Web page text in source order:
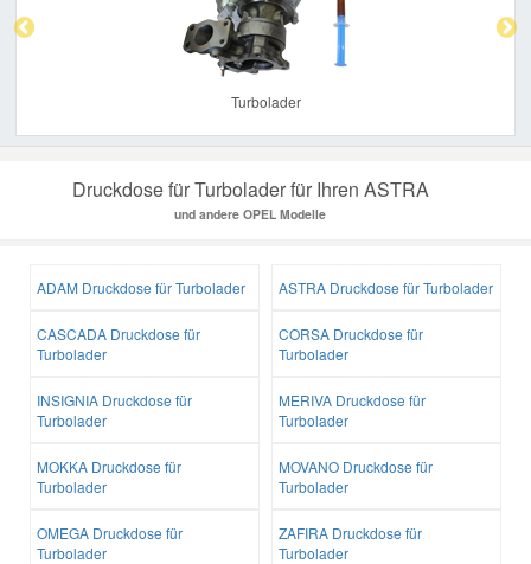
Turbolader
Druckdose für Turbolader für Ihren ASTRA
und andere OPEL Modelle
ADAM Druckdose für Turbolader ASTRA Druckdose für Turbolader
CASCADA Druckdose für
Turbolader
CORSA Druckdose für
Turbolader
INSIGNIA Druckdose für
Turbolader
MERIVA Druckdose für
Turbolader
MOKKA Druckdose für
Turbolader
MOVANO Druckdose für
Turbolader
OMEGA Druckdose für
Turbolader
ZAFIRA Druckdose für
Turbolader